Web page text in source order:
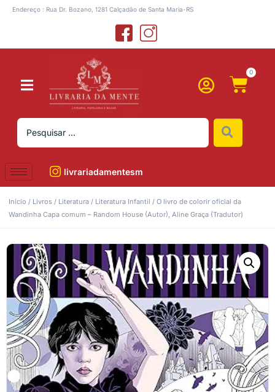
Endereço : Rua Dr. Bozano, 1281 Calçadão de Santa Maria-RS
0
livrariadamentesm
Início / Livros / Literatura / Literatura Infantil / O livro de colorir oficial da
Wandinha Capa comum – Random House (Autor), Aline Graça (Tradutor)